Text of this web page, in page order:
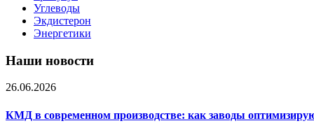
Углеводы
Экдистерон
Энергетики
Наши новости
26.06.2026
КМД в современном производстве: как заводы